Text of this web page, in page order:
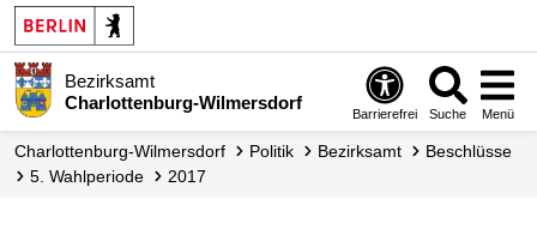
Bezirksamt
Charlottenburg-Wilmersdorf
Barrierefrei Suche Menü
Charlottenburg-Wilmersdorf Politik Bezirksamt
Beschlüsse
5. Wahlperiode
2017